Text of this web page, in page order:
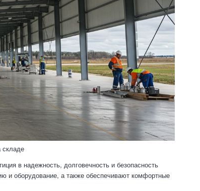
складе
в надежность, долговечность и безопасность
и оборудование, а также обеспечивают комфортные